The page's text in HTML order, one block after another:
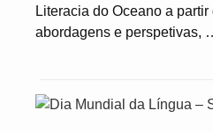
Literacia do Oceano a
abordagens e perspetivas,